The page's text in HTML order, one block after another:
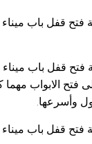
قفل باب
قفل باب
فتح الابواب مهما
وأسرعها.
فتح قفل باب ميناء